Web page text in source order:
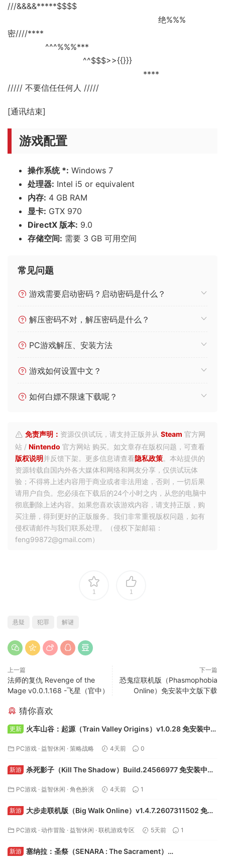
///&&&&*****$$$$
‎ ‎ ‎ ‎ ‎ ‎ ‎ ‎ ‎ ‎ ‎ ‎ ‎ ‎ ‎ ‎ ‎ ‎ ‎ ‎ ‎ ‎ ‎ ‎ ‎ ‎ ‎ ‎ ‎ ‎ ‎ ‎ ‎ ‎ ‎ ‎ ‎ ‎ ‎ ‎ ‎ ‎ ‎ ‎ ‎ ‎ ‎ ‎ ‎ ‎ ‎ ‎ ‎ ‎ ‎ ‎ ‎ ‎ ‎ ‎ 绝%%%
密////****
‎ ‎ ‎ ‎ ‎ ‎ ‎ ‎ ‎ ‎ ‎ ‎ ‎ ‎ ‎ ^^^%%%***
‎ ‎ ‎ ‎ ‎ ‎ ‎ ‎ ‎ ‎ ‎ ‎ ‎ ‎ ‎ ‎ ‎ ‎ ‎ ‎ ‎ ‎ ‎ ‎ ‎ ‎ ‎ ‎ ‎ ‎ ^^$$$>>{{}}}
‎ ‎ ‎ ‎ ‎ ‎ ‎ ‎ ‎ ‎ ‎ ‎ ‎ ‎ ‎ ‎ ‎ ‎ ‎ ‎ ‎ ‎ ‎ ‎ ‎ ‎ ‎ ‎ ‎ ‎ ‎ ‎ ‎ ‎ ‎ ‎ ‎ ‎ ‎ ‎ ‎ ‎ ‎ ‎ ‎ ‎ ‎ ‎ ‎ ‎ ‎ ‎ ‎ ‎ ‎****
///// 不要信任任何人 /////
[通讯结束]
游戏配置
操作系统 *: Windows 7
处理器: Intel i5 or equivalent
内存: 4 GB RAM
显卡: GTX 970
DirectX 版本: 9.0
存储空间: 需要 3 GB 可用空间
常见问题
游戏需要启动密码？启动密码是什么？
解压密码不对，解压密码是什么？
PC游戏解压、安装方法
游戏如何设置中文？
如何白嫖不限速下载呢？
免责声明： 资源仅供试玩，请支持正版并从 Steam 官方网
站 / Nintendo 官方网站 购买。如文章存在版权问题，可查看
版权说明并反馈下架。更多信息请查看隐私政策。本站提供的
资源转载自国内外各大媒体和网络和网友分享，仅供试玩体
验；不得将上述内容用于商业或者非法用途，否则，一切后果
请用户自负。您必须在下载后的24个小时之内，从您的电脑中
彻底删除上述内容。如果您喜欢该游戏内容，请支持正版，购
买注册，得到更好的正版服务。我们非常重视版权问题，如有
侵权请邮件与我们联系处理。（侵权下架邮箱：
feng99872@gmail.com）
1 1
悬疑 犯罪 解谜
上一篇
法师的复仇 Revenge of the
Mage v0.0.1.168 -飞星（官中）
下一篇
恐鬼症联机版（Phasmophobia
Online）免安装中文版下载
猜你喜欢
更新
火车山谷：起源（Train Valley Origins）v1.0.28 免安装中文
PC游戏 · 益智休闲 · 策略战略 4天前 0
新游 杀死影子（Kill The Shadow）Build.24566977 免安装中文
PC游戏 · 益智休闲 · 角色扮演 4天前 1
新游
大步走联机版（Big Walk Online）v1.4.7.2607311502 免安
PC游戏 · 动作冒险 · 益智休闲 · 联机游戏专区 5天前 1
新游 塞纳拉：圣祭（SENARA : The Sacrament）